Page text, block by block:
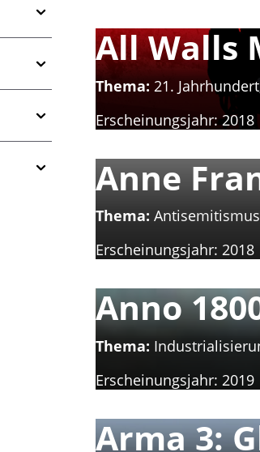
All Walls
Thema: 21.
Erscheinungsjahr:2018
Anne
Thema:
Erscheinungsjahr: 2018
Anno
Thema:
Erscheinungsjahr: 2019
Arma 3: